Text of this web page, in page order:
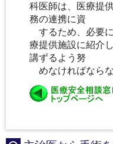
科医師は、医療提
務の連携に資
するため、必要
療提供施設に紹介
講ずるよう努
めなければならな